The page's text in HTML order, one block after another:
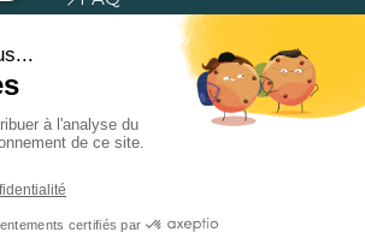
Mentions légales
du site par Simplébo